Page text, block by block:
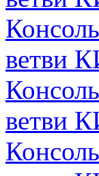
ветви
ветви